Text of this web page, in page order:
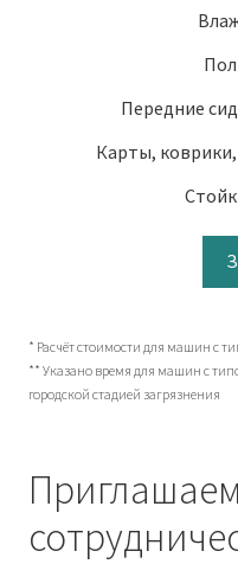
Передние
Карты,
* Расчёт стоимости для машин с
** Указано время для машин с
городской стадией загрязнения